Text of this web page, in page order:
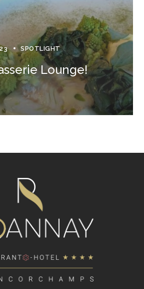
SPOTLIGHT
Lounge!